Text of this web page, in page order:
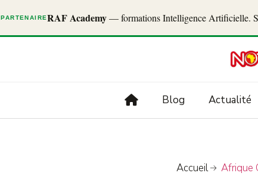
PARTENAIRERAF Academy— formations Intelligence Artificielle.
Blog Actualité
Accueil Afrique